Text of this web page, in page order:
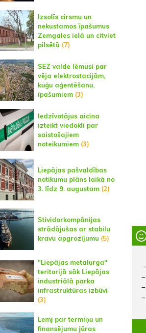
Izsolīs cirsmu un
nekustamos īpašumus
Zemgales ielā un citviet
pilsētā (7)
SEZ valde lēmusi par
vēja elektrostacijām,
kuģu aģentēšanu,
īpašumiem(3)
Iedzīvotājus aicina
izteikt viedokli par
saistošajiem
noteikumiem (3)
Liepājas pašvaldības
notikumu plāns laikā no
3. līdz 9. augustam(2)
Stividorkompānijas
strādājušas ar stabilu
kravu apgrozījumu (5)
"Liepājas metalurga"
teritorijā sāk Liepājas
industriālā parka
infrastruktūras izbūvi
(3)
Lemj par termiņu un
finansējumu jūras